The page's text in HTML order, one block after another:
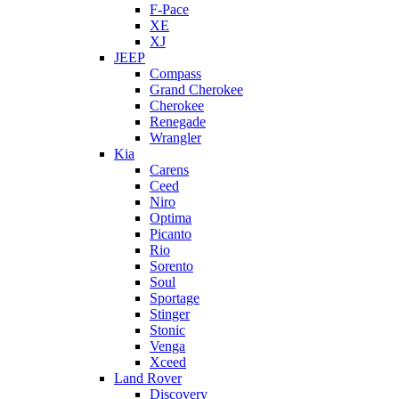
F-Pace
XE
XJ
JEEP
Compass
Grand Cherokee
Cherokee
Renegade
Wrangler
Kia
Carens
Ceed
Niro
Optima
Picanto
Rio
Sorento
Soul
Sportage
Stinger
Stonic
Venga
Xceed
Land Rover
Discovery